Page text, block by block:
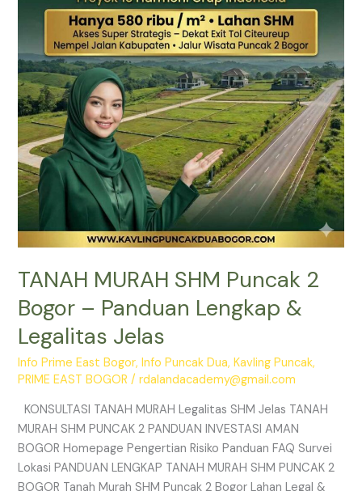
TANAH MURAH SHM Puncak 2
Bogor – Panduan Lengkap &
Legalitas Jelas
Info Prime East Bogor,Info Puncak Dua,Kavling Puncak,
PRIME EAST BOGOR /rdalandacademy@gmail.com
KONSULTASI TANAH MURAH Legalitas SHM Jelas TANAH
MURAH SHM PUNCAK 2 PANDUAN INVESTASI AMAN
BOGOR Homepage Pengertian Risiko Panduan FAQ Survei
Lokasi PANDUAN LENGKAP TANAH MURAH SHM PUNCAK 2
BOGOR Tanah Murah SHM Puncak 2 Bogor Lahan Legal &
Panduan
Lengkap
&
Legalitas
Jelas